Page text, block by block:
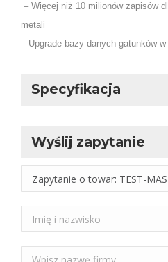
– Więcej niż 10 milionów zapisów
metali
– Upgrade bazy danych gatunków
Specyfikacja
Wyślij zapytanie